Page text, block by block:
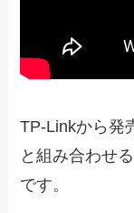
TP-Linkから発
と組み合わせ
です。